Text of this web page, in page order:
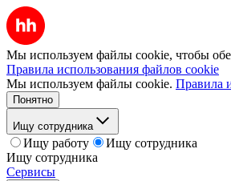
Мы используем файлы cookie, чтобы
Правила использования файлов cookie
Мы используем файлы cookie. Правила
Понятно
Ищу сотрудника
Ищу работу
Ищу сотрудника
Ищу сотрудника
Сервисы